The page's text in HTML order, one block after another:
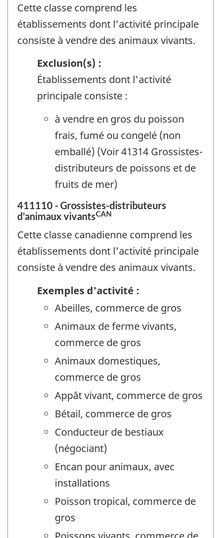
Cette classe comprend les
établissements dont l'activité principale
consiste à vendre des animaux vivants.
Exclusion(s) :
Établissements dont l'activité
principale consiste :
à vendre en gros du poisson
frais, fumé ou congelé (non
emballé) (Voir 41314 Grossistes-
distributeurs de poissons et de
fruits de mer)
411110 - Grossistes-distributeurs
d'animaux vivantsCAN
Cette classe canadienne comprend les
établissements dont l'activité principale
consiste à vendre des animaux vivants.
Exemples d'activité :
Abeilles, commerce de gros
Animaux de ferme vivants,
commerce de gros
Animaux domestiques,
commerce de gros
Appât vivant, commerce de gros
Bétail, commerce de gros
Conducteur de bestiaux
(négociant)
Encan pour animaux, avec
installations
Poisson tropical, commerce de
gros